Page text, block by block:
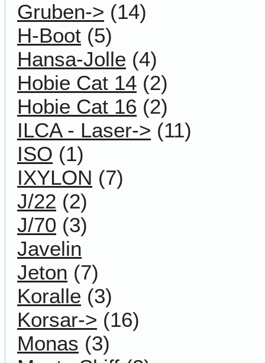
Gruben-> (14)
H-Boot (5)
Hansa-Jolle (4)
Hobie Cat 14 (2)
Hobie Cat 16 (2)
ILCA - Laser-> (11)
ISO (1)
IXYLON (7)
J/22 (2)
J/70 (3)
Javelin
Jeton (7)
Koralle (3)
Korsar-> (16)
Monas (3)